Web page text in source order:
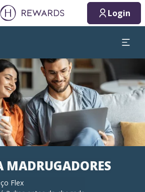
Login
MADRUGADORES
Flex